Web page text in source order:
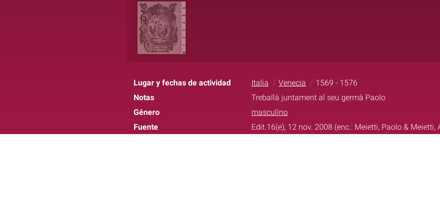
Lugar y fechas de actividad Italia Venecia
1569 - 1576
Notas
Treballà juntament al seu germà Paolo
Género
masculino
Fuente
Edit.16(e), 12 nov. 2008 (enc.: Meietti, Paolo & Meietti,